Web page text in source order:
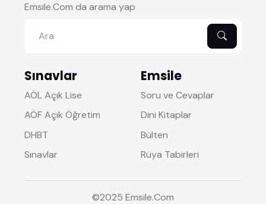
Emsile.Com da arama yap
Sınavlar
AÖL Açık Lise
AÖF Açık Öğretim
DHBT
Sınavlar
Emsile
Soru ve Cevaplar
Dini Kitaplar
Bülten
Rüya Tabirleri
©2025 Emsile.Com